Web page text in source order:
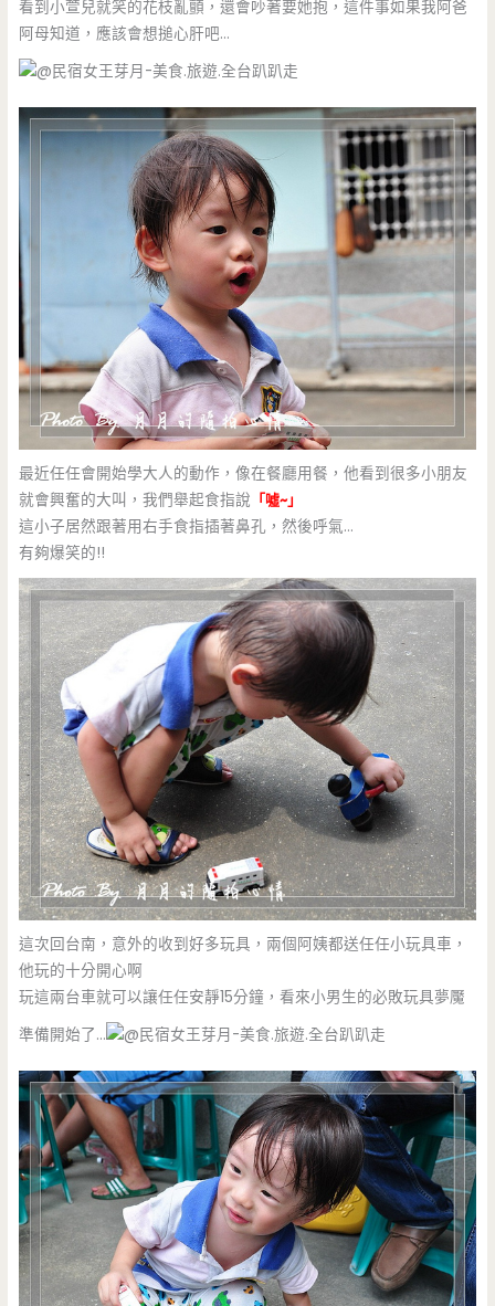
看到小萱兒就笑的花枝亂顫，還會吵著要她抱，這件事如果我阿爸
阿母知道，應該會想搥心肝吧…
最近任任會開始學大人的動作，像在餐廳用餐，他看到很多小朋友
就會興奮的大叫，我們舉起食指說 「噓~」
這小子居然跟著用右手食指插著鼻孔，然後呼氣…
有夠爆笑的!!
這次回台南，意外的收到好多玩具，兩個阿姨都送任任小玩具車，
他玩的十分開心啊
玩這兩台車就可以讓任任安靜15分鐘，看來小男生的必敗玩具夢魘
準備開始了…